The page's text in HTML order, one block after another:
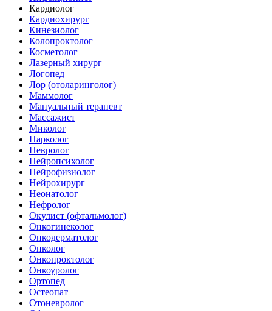
Кардиолог
Кардиохирург
Кинезиолог
Колопроктолог
Косметолог
Лазерный хирург
Логопед
Лор (отоларинголог)
Маммолог
Мануальный терапевт
Массажист
Миколог
Нарколог
Невролог
Нейропсихолог
Нейрофизиолог
Нейрохирург
Неонатолог
Нефролог
Окулист (офтальмолог)
Онкогинеколог
Онкодерматолог
Онколог
Онкопроктолог
Онкоуролог
Ортопед
Остеопат
Отоневролог